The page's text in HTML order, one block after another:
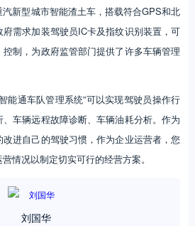
新型城市智能渣土车，搭载符合GPS和北
需求加装驾驶员IC卡及指纹识别装置，可
制，为政府监管部门提供了许多车辆管理
能通车队管理系统”可以实现驾驶员操作行
车辆远程故障诊断、车辆油耗分析。作为
进自己的驾驶习惯，作为企业运营者，您
情况以制定切实可行的经营方案。
刘国华